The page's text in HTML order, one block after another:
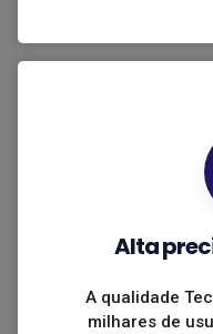
Alta
A qualidade
milhares de